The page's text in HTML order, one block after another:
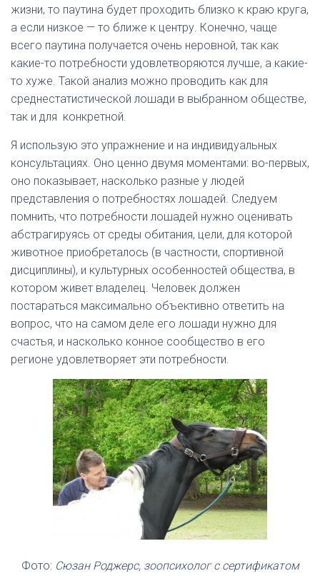
жизни, то паутина будет проходить близко к краю круга,
а если низкое — то ближе к центру. Конечно, чаще
всего паутина получается очень неровной, так как
какие-то потребности удовлетворяются лучше, а какие-
то хуже. Такой анализ можно проводить как для
среднестатистической лошади в выбранном обществе,
так и для конкретной.
Я использую это упражнение и на индивидуальных
консультациях. Оно ценно двумя моментами: во-первых,
оно показывает, насколько разные у людей
представления о потребностях лошадей. Следуем
помнить, что потребности лошадей нужно оценивать
абстрагируясь от среды обитания, цели, для которой
животное приобреталось (в частности, спортивной
дисциплины), и культурных особенностей общества, в
котором живет владелец. Человек должен
постараться максимально объективно ответить на
вопрос, что на самом деле его лошади нужно для
счастья, и насколько конное сообщество в его
регионе удовлетворяет эти потребности.
Фото: Сюзан Роджерс, зоопсихолог с сертификатом